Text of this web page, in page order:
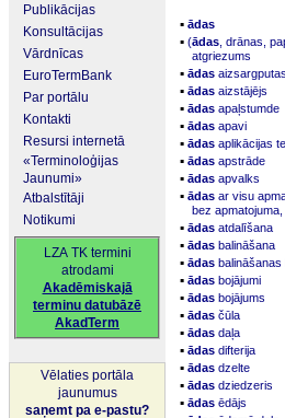
Publikācijas
Konsultācijas
Vārdnīcas
EuroTermBank
Par portālu
Kontakti
Resursi internetā
«Terminoloģijas
Jaunumi»
Atbalstītāji
Notikumi
LZA TK termini
atrodami
Akadēmiskajā
terminu datubāzē
AkadTerm
Vēlaties portāla
jaunumus
saņemt pa e-pastu?
▪ ādas
▪ (ādas , drānas,
atgriezums
▪ ādas aizsargputas
▪ ādas aizstājējs
▪ ādas apaļstumde
▪ ādas apavi
▪ ādas aplikācijas
▪ ādas apstrāde
▪ ādas apvalks
▪ ādas ar visu
bez
▪ ādas atdalīšana
▪ ādas balināšana
▪ ādas balināšanas
▪ ādas bojājumi
▪ ādas bojājums
▪ ādas čūla
▪ ādas daļa
▪ ādas difterija
▪ ādas dzelte
▪ ādas dziedzeris
▪ ādas ēdājs